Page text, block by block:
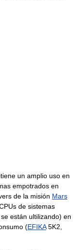
un amplio uso en
empotrados en
de la misión Mars
de sistemas
están ultilizando) en
(EFIKA5K2,